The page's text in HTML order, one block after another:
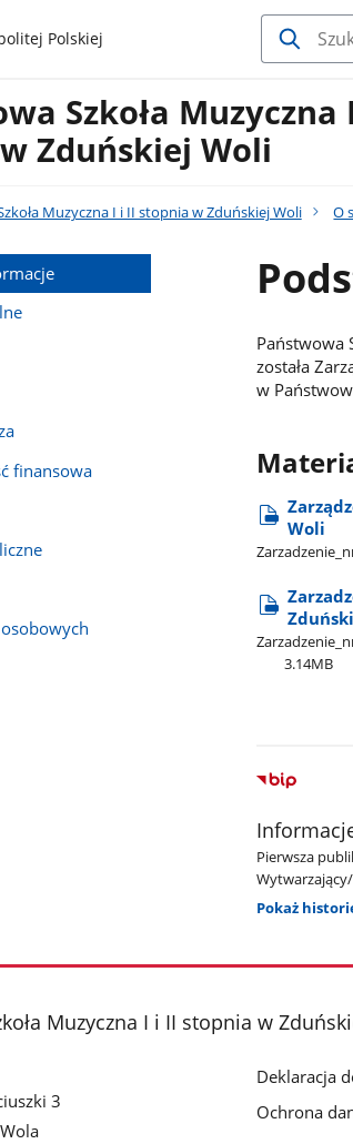
Polskiej
Szkoła Muzyczna
Zduńskiej Woli
Muzyczna I i II stopnia w Zduńskiej Woli O
finansowa
Państwowa
została
w
Woli
3.14MB
Pierwsza
Pokaż
Muzyczna I i II stopnia w
3
Deklaracja
Ochrona